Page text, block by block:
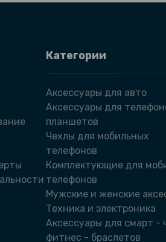
Категории
Аксессуары для авто
Аксессуары для
планшетов
Чехлы для мобильных
телефонов
Комплектующие для
телефонов
Мужские и женские
Техника и электроника
Аксессуары для смарт -
фитнес - браслетов